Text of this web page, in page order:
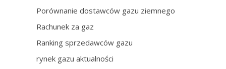
Porównanie dostawców gazu ziemnego
Rachunek za gaz
Ranking sprzedawców gazu
rynek gazu aktualności